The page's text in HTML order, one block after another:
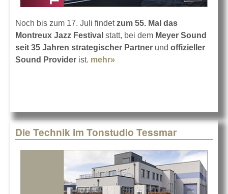
Noch bis zum 17. Juli findetzum 55. Mal das
Montreux Jazz Festival statt, bei dem Meyer Sound
seit 35 Jahren strategischer Partner und offizieller
Sound Provider ist. mehr»
Die Technik im Tonstudio Tessmar